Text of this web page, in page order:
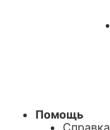
Помощь